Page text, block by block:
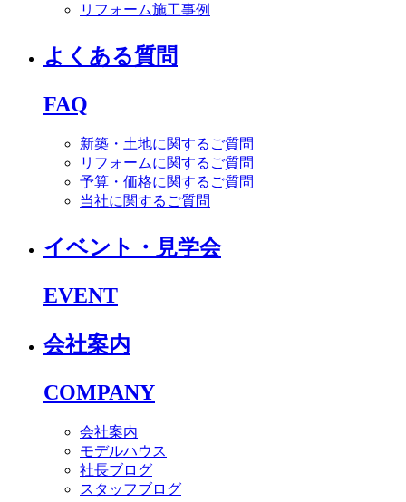
リフォーム施工事例
よくある質問
FAQ
新築・土地に関するご質問
リフォームに関するご質問
予算・価格に関するご質問
当社に関するご質問
イベント・見学会
EVENT
会社案内
COMPANY
会社案内
モデルハウス
社長ブログ
スタッフブログ